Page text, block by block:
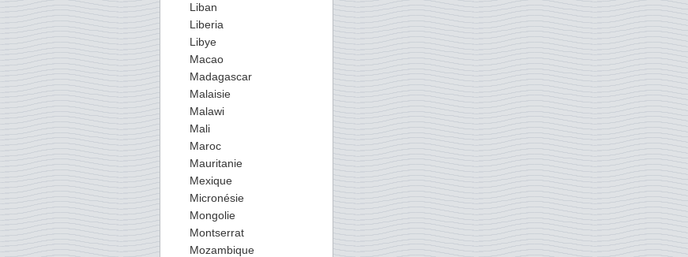
Liban
Liberia
Libye
Macao
Madagascar
Malaisie
Malawi
Mali
Maroc
Mauritanie
Mexique
Micronésie
Mongolie
Montserrat
Mozambique